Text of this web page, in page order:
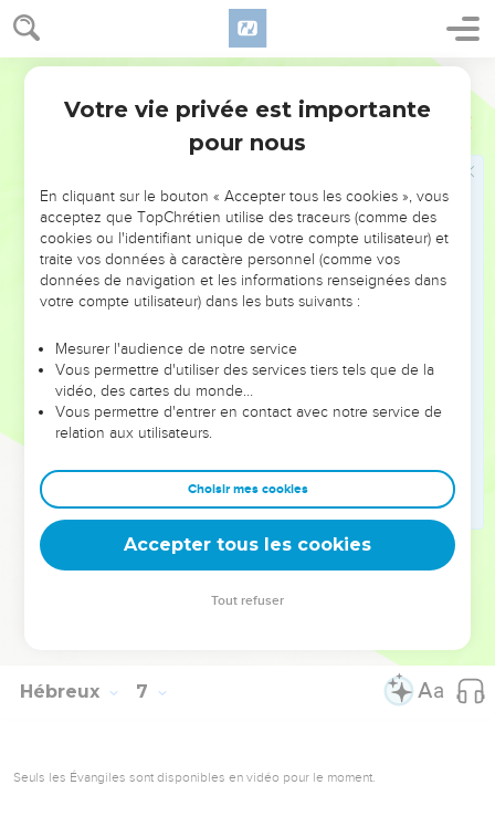
Hébreux 6
La ferme promesse de Dieu
pouvait pas prêter serment par plus grand que lui, il a juré
en disant : Certainement, je te comblerai de bénédictions
et je multiplierai ta descendance.
C'est ainsi qu’après une attente patiente Abraham a
obtenu ce qui lui avait été promis.
Or, les hommes jurent par plus grand qu'eux et le serment
C’est pourquoi Dieu, voulant montrer plus clairement
encore aux héritiers de la promesse le caractère irrévocable
de sa décision, est intervenu par un serment.
18
impossible que Dieu mente, nous sommes puissamment
encouragés, nous dont le seul refuge a été de saisir
l'espérance qui nous était proposée.
Cette espérance, nous la possédons comme une ancre
Hébreux 7
Seuls les Évangiles sont disponibles en vidéo pour le moment.
Votre vie privée est importante
pour nous
En cliquant sur le bouton « Accepter tous les cookies », vous
acceptez que TopChrétien utilise des traceurs (comme des
cookies ou l'identifiant unique de votre compte utilisateur) et
traite vos données à caractère personnel (comme vos
données de navigation et les informations renseignées dans
votre compte utilisateur) dans les buts suivants :
Mesurer l'audience de notre service
Vous permettre d'utiliser des services tiers tels que de la
vidéo, des cartes du monde…
Vous permettre d'entrer en contact avec notre service de
relation aux utilisateurs.
Choisir mes cookies
Accepter tous les cookies
Tout refuser